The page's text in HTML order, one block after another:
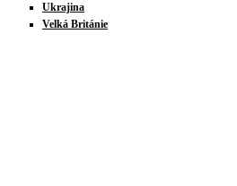
Ukrajina
Velká Británie